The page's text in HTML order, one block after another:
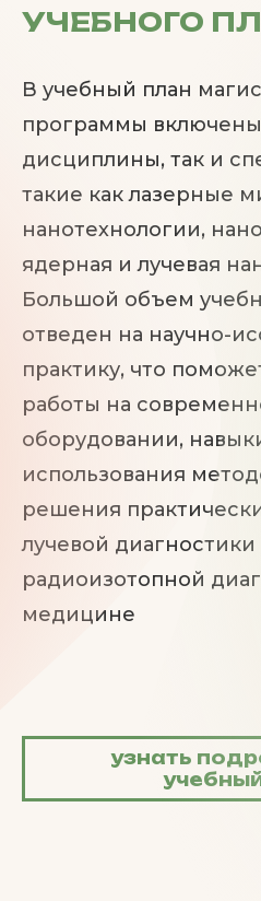
УЧЕБНОГО
В учебный план
программы включены
дисциплины, так и
такие как лазерные
нанотехнологии,
ядерная и лучевая
Большой объем
отведен на научно-
практику, что
работы на
оборудовании,
использования
решения
лучевой
радиоизотопной
медицине
узнать